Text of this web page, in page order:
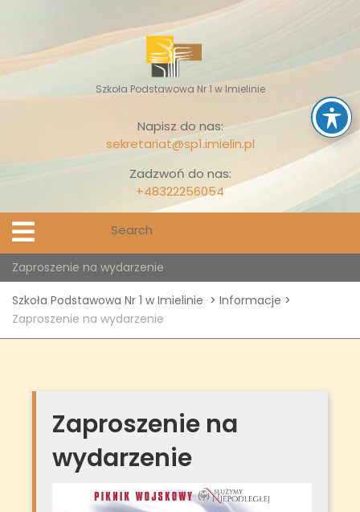
content
Szkoła Podstawowa Nr 1 w Imielinie
Napisz do nas:
sekretariat@sp1.imielin.pl
Zadzwoń do nas:
+48322256054
Open
Menu
Zaproszenie na wydarzenie
Szkoła Podstawowa Nr 1 w Imielinie > Informacje >
Zaproszenie na wydarzenie
Zaproszenie na
wydarzenie